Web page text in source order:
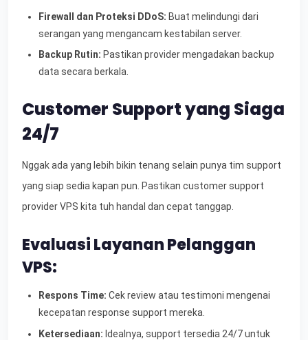
Firewall dan Proteksi DDoS: Buat melindungi dari
serangan yang mengancam kestabilan server.
Backup Rutin: Pastikan provider mengadakan backup
data secara berkala.
Customer Support yang Siaga
24/7
Nggak ada yang lebih bikin tenang selain punya tim support
yang siap sedia kapan pun. Pastikan customer support
provider VPS kita tuh handal dan cepat tanggap.
Evaluasi Layanan Pelanggan
VPS:
Respons Time: Cek review atau testimoni mengenai
kecepatan response support mereka.
Ketersediaan: Idealnya, support tersedia 24/7 untuk